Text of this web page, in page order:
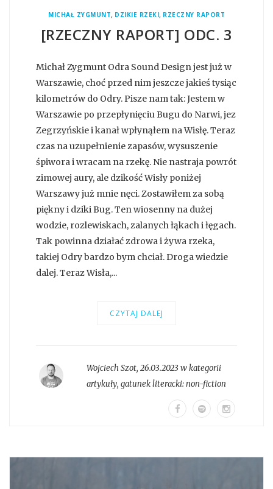
MICHAŁ ZYGMUNT, DZIKIE RZEKI, RZECZNY RAPORT
[RZECZNY RAPORT] ODC. 3
Michał Zygmunt Odra Sound Design jest już w
Warszawie, choć przed nim jeszcze jakieś tysiąc
kilometrów do Odry. Pisze nam tak: Jestem w
Warszawie po przepłynięciu Bugu do Narwi, jez
Zegrzyńskie i kanał wpłynąłem na Wisłę. Teraz
czas na uzupełnienie zapasów, wysuszenie
śpiwora i wracam na rzekę. Nie nastraja powrót
zimowej aury, ale dzikość Wisły poniżej
Warszawy już mnie nęci. Zostawiłem za sobą
piękny i dziki Bug. Ten wiosenny na dużej
wodzie, rozlewiskach, zalanych łąkach i łęgach.
Tak powinna działać zdrowa i żywa rzeka,
takiej Odry bardzo bym chciał. Droga wiedzie
dalej. Teraz Wisła,...
CZYTAJ DALEJ
Wojciech Szot, 26.03.2023 w kategorii
artykuły, gatunek literacki:non-fiction